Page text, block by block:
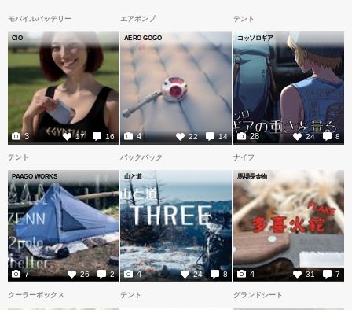
モバイルバッテリー
CIO
17 16
3
エアポンプ
AERO GOGO
22 14
4
テント
コッソロギア
24 8
28
テント
PAAGO WORKS
26 2
7
バックパック
山と道
24 8
4
ナイフ
馬場長金物
31 7
4
クーラーボックス テント グランドシート